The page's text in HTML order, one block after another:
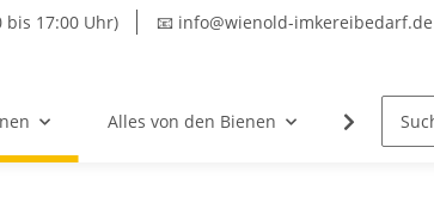
bis 17:00 Uhr) 📧 info@wienold-imkereibedarf.de
Alles von den Bienen Hersteller